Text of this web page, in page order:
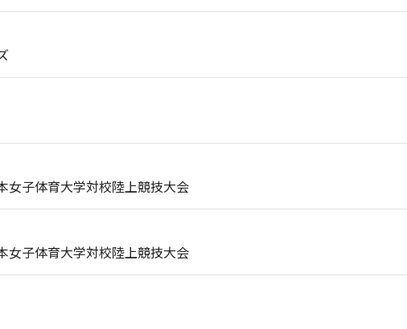
女子体育大学対校陸上競技大会
女子体育大学対校陸上競技大会